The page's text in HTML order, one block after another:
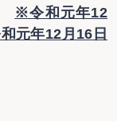
※令和元年12
元年12月16日